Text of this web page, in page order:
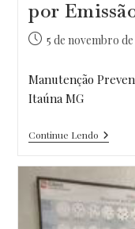
por
Post5 de novembro de
Manutenção
Itaúna MG
Continue LendoItaúna
MG
Em
Por